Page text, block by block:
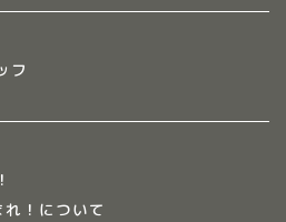
フ
！について